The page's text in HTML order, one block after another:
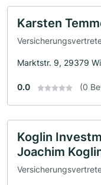
Karsten
Marktstr. 9, 29379
0.0 (0
Koglin
Joachim